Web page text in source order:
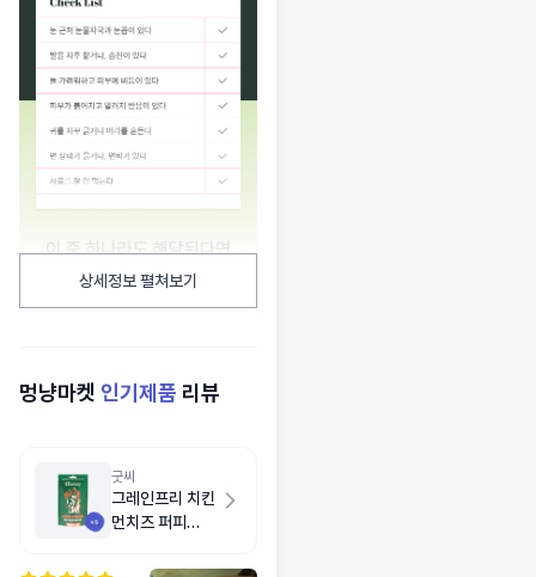
상세정보 펼쳐보기
멍냥마켓 인기제품 리뷰
굿씨
그레인프리 치킨
먼치즈 퍼피